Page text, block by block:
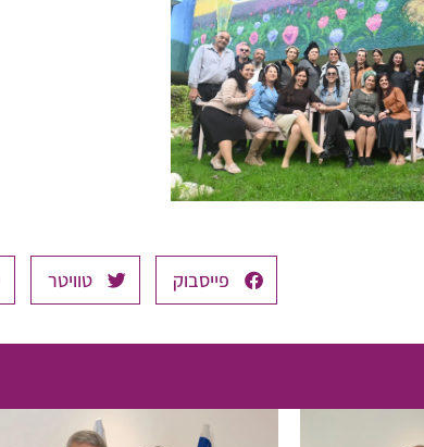
פייסבוק טוויטר